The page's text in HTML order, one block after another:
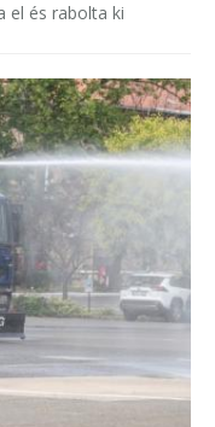
el és rabolta ki